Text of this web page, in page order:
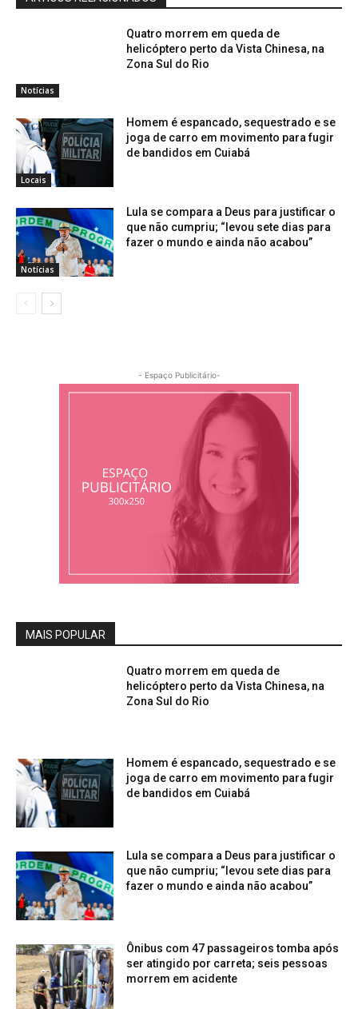
Notícias
Quatro morrem em queda de
helicóptero perto da Vista Chinesa, na
Zona Sul do Rio
Locais
Homem é espancado, sequestrado e se
joga de carro em movimento para fugir
de bandidos em Cuiabá
Notícias
Lula se compara a Deus para justificar o
que não cumpriu; “levou sete dias para
fazer o mundo e ainda não acabou”
- Espaço Publicitário-
MAIS POPULAR
Quatro morrem em queda de
helicóptero perto da Vista Chinesa, na
Zona Sul do Rio
Homem é espancado, sequestrado e se
joga de carro em movimento para fugir
de bandidos em Cuiabá
Lula se compara a Deus para justificar o
que não cumpriu; “levou sete dias para
fazer o mundo e ainda não acabou”
Ônibus com 47 passageiros tomba após
ser atingido por carreta; seis pessoas
morrem em acidente